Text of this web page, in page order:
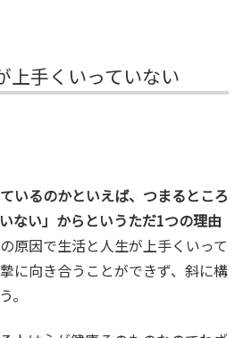
上手くいっていない
いるのかといえば、つまるところ
ない」からというただ1つの理由
原因で生活と人生が上手くいって
に向き合うことができず、斜に構
。